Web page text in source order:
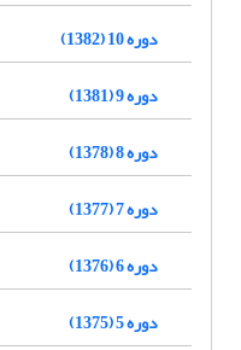
دوره 10 (1382)
دوره 9 (1381)
دوره 8 (1378)
دوره 7 (1377)
دوره 6 (1376)
دوره 5 (1375)